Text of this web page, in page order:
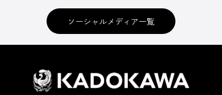
ソーシャルメディア一覧